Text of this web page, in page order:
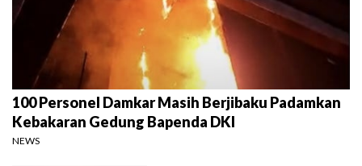
100 Personel Damkar Masih Berjibaku Padamkan
Kebakaran Gedung Bapenda DKI
NEWS